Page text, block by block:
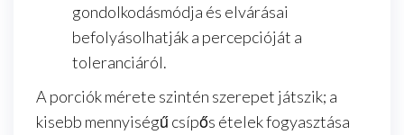
gondolkodásmódja és elvárásai
befolyásolhatják a percepcióját a
toleranciáról.
A porciók mérete szintén szerepet játszik; a
kisebb mennyiségű csípős ételek fogyasztása